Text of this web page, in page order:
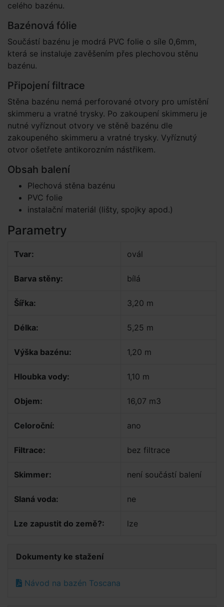
celého bazénu.
Bazénová fólie
Součástí bazénu je modrá PVC folie o síle 0,6mm,
která se instaluje zavěšením přes plechovou stěnu
bazénu.
Připojení filtrace
Stěna bazénu nemá perforované otvory pro umístění
skimmeru a vratné trysky. Po zakoupení skimmeru je
nutné vyříznout otvory ve stěně bazénu dle
zakoupeného skimmeru a vratné trysky. Vyříznutý
otvor ošetřete antikorozním nástřikem.
Obsah balení
Plechová stěna bazénu
PVC folie
instalační materiál (lišty, spojky apod.)
Parametry
Tvar: ovál
Barva stěny: bílá
Šířka: 3,20 m
Délka: 5,25 m
Výška bazénu: 1,20 m
Hloubka vody: 1,10 m
Objem: 16,07 m3
Celoroční: ano
Filtrace: bez filtrace
Skimmer: není součástí balení
Slaná voda: ne
Lze zapustit do země?: lze
Dokumenty ke stažení
Návod na bazén Toscana